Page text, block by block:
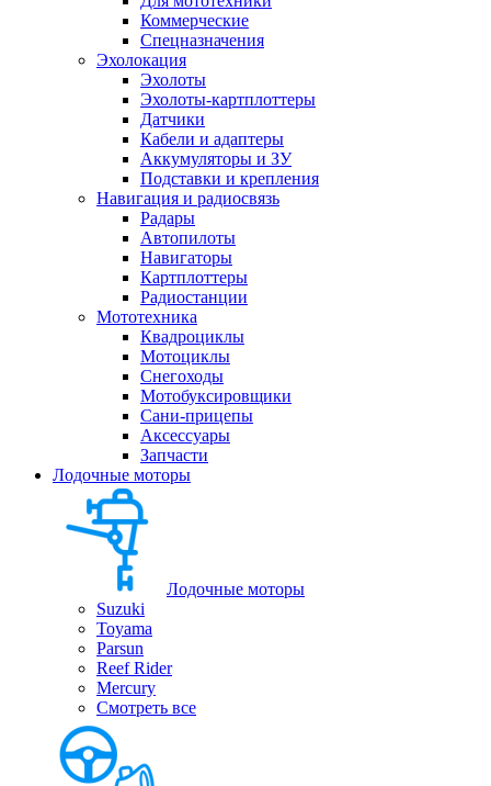
Коммерческие
Спецназначения
Эхолокация
Эхолоты
Эхолоты-картплоттеры
Датчики
Кабели и адаптеры
Аккумуляторы и ЗУ
Подставки и крепления
Навигация и радиосвязь
Радары
Автопилоты
Навигаторы
Картплоттеры
Радиостанции
Мототехника
Квадроциклы
Мотоциклы
Снегоходы
Мотобуксировщики
Сани-прицепы
Аксессуары
Запчасти
Лодочные моторы
Лодочные моторы
Suzuki
Toyama
Parsun
Reef Rider
Mercury
Смотреть все